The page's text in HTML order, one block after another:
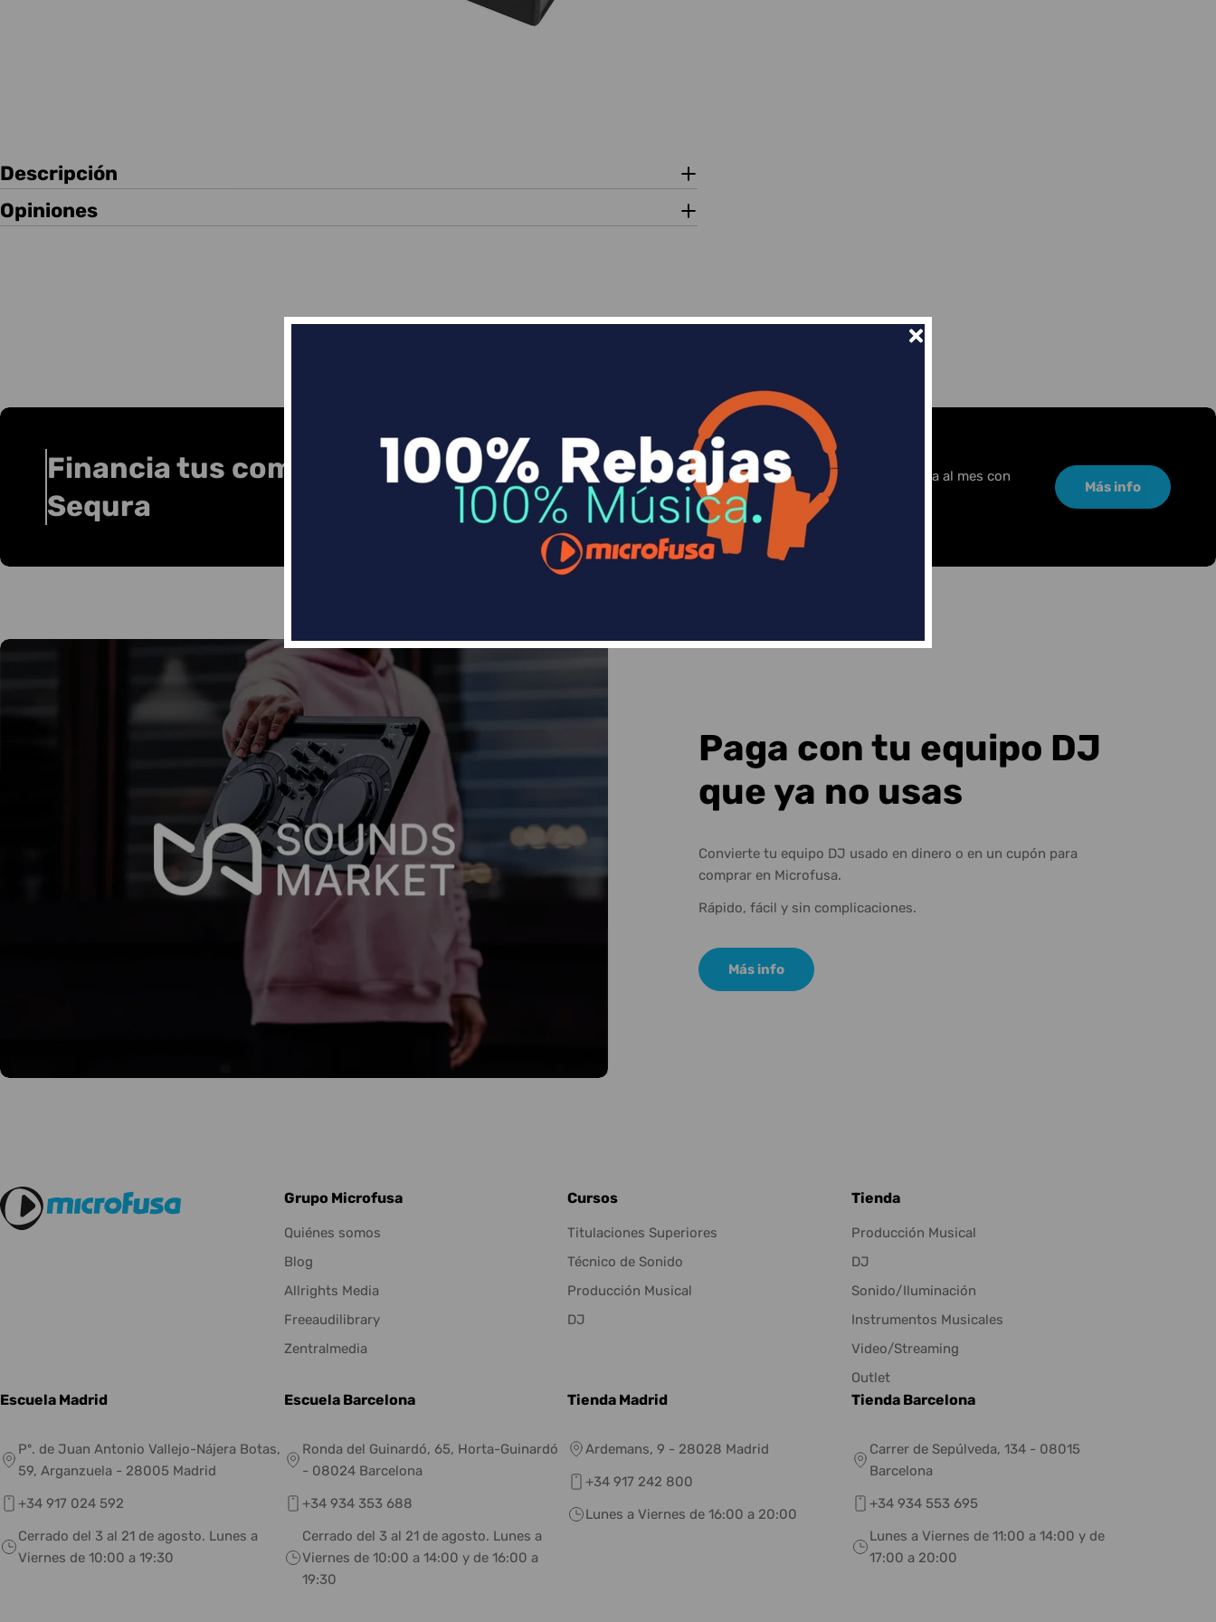
Descripción
Opiniones
Financia tus compras con
Sequra
Divide en 3 sin coste o hasta en 18 meses por una pequeña cuota al mes con
Sequra
Más info
Paga con tu equipo DJ
que ya no usas
Convierte tu equipo DJ usado en dinero o en un cupón para
comprar en Microfusa.
Rápido, fácil y sin complicaciones.
Más info
Grupo Microfusa
Quiénes somos
Blog
Allrights Media
Freeaudilibrary
Zentralmedia
Cursos
Titulaciones Superiores
Técnico de Sonido
Producción Musical
DJ
Tienda
Producción Musical
DJ
Sonido/Iluminación
Instrumentos Musicales
Video/Streaming
Outlet
Escuela Madrid
Pº. de Juan Antonio Vallejo-Nájera Botas,
59, Arganzuela - 28005 Madrid
+34 917 024 592
Cerrado del 3 al 21 de agosto. Lunes a
Viernes de 10:00 a 19:30
Escuela Barcelona
Ronda del Guinardó, 65, Horta-Guinardó
- 08024 Barcelona
+34 934 353 688
Cerrado del 3 al 21 de agosto. Lunes a
Viernes de 10:00 a 14:00 y de 16:00 a
19:30
Tienda Madrid
Ardemans, 9 - 28028 Madrid
+34 917 242 800
Lunes a Viernes de 16:00 a 20:00
Tienda Barcelona
Carrer de Sepúlveda, 134 - 08015
Barcelona
+34 934 553 695
Lunes a Viernes de 11:00 a 14:00 y de
17:00 a 20:00